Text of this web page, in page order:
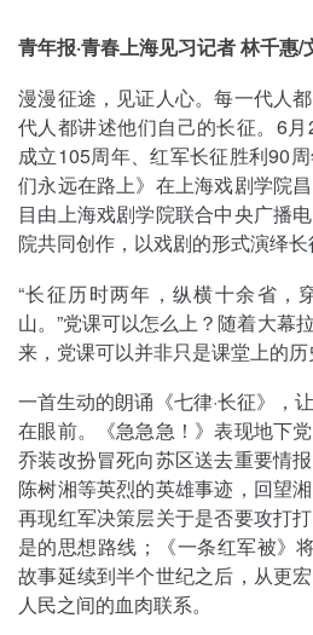
青年报·青春上海见习记者 林千惠
漫漫征途，见证人心。每一代人
代人都讲述他们自己的长征。6
成立105周年、红军长征胜利90
们永远在路上》在上海戏剧学院
目由上海戏剧学院联合中央广播
院共同创作，以戏剧的形式演绎长
“长征历时两年，纵横十余省，
山。”党课可以怎么上？随着大幕
来，党课可以并非只是课堂上的历
一首生动的朗诵《七律·长征》，
在眼前。《急急急！》表现地下
乔装改扮冒死向苏区送去重要情
陈树湘等英烈的英雄事迹，回望
再现红军决策层关于是否要攻打
是的思想路线；《一条红军被》
故事延续到半个世纪之后，从更
人民之间的血肉联系。